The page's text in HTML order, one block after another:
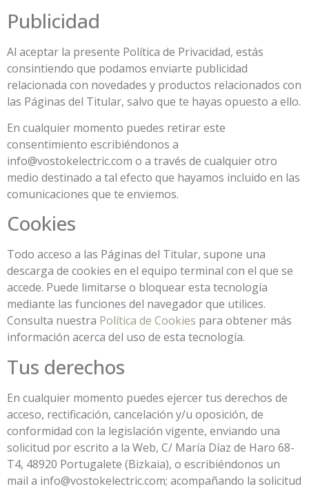
Publicidad
Al aceptar la presente Política de Privacidad, estás
consintiendo que podamos enviarte publicidad
relacionada con novedades y productos relacionados con
las Páginas del Titular, salvo que te hayas opuesto a ello.
En cualquier momento puedes retirar este
consentimiento escribiéndonos a
info@vostokelectric.com o a través de cualquier otro
medio destinado a tal efecto que hayamos incluido en las
comunicaciones que te enviemos.
Cookies
Todo acceso a las Páginas del Titular, supone una
descarga de cookies en el equipo terminal con el que se
accede. Puede limitarse o bloquear esta tecnología
mediante las funciones del navegador que utilices.
Consulta nuestra Política de Cookies para obtener más
información acerca del uso de esta tecnología.
Tus derechos
En cualquier momento puedes ejercer tus derechos de
acceso, rectificación, cancelación y/u oposición, de
conformidad con la legislación vigente, enviando una
solicitud por escrito a la Web, C/ María Díaz de Haro 68-
T4, 48920 Portugalete (Bizkaia), o escribiéndonos un
mail a info@vostokelectric.com; acompañando la solicitud